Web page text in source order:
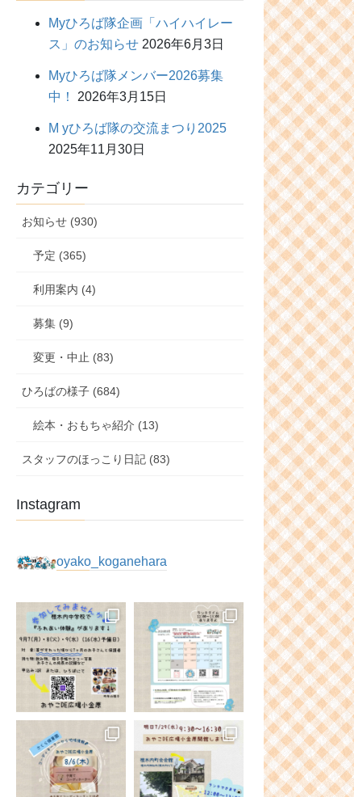
Myひろば隊企画「ハイハイレー
ス」のお知らせ 2026年6月3日
Myひろば隊メンバー2026募集
中！
2026年3月15日
M yひろば隊の交流まつり2025
2025年11月30日
カテゴリー
お知らせ (930)
予定 (365)
利用案内 (4)
募集 (9)
変更・中止 (83)
ひろばの様子 (684)
絵本・おもちゃ紹介 (13)
スタッフのほっこり日記 (83)
Instagram
oyako_koganehara